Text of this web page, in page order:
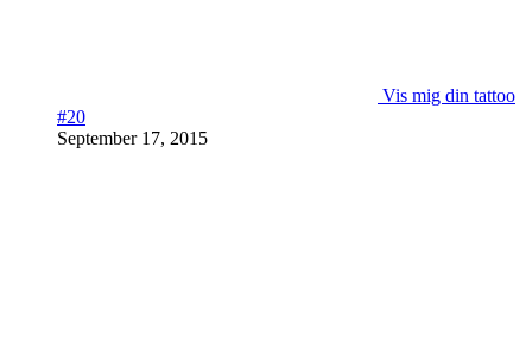
Vis mig din tattoo
#20
September 17, 2015